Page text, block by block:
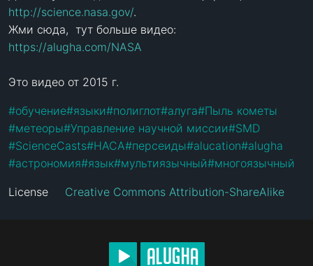
http://science.nasa.gov/.
https://alugha.com/NASA
Это видео от 2015 г.
#обучение#языки#полиглот#алуга#Пыль кометы
#метеоры#Управление научной миссии#SMD
#ScienceCasts#НАСА#персеиды#alucation#alugha
#астрономия#язык#мультиязычный#многоязычный
License Creative Commons Attribution-ShareAlike